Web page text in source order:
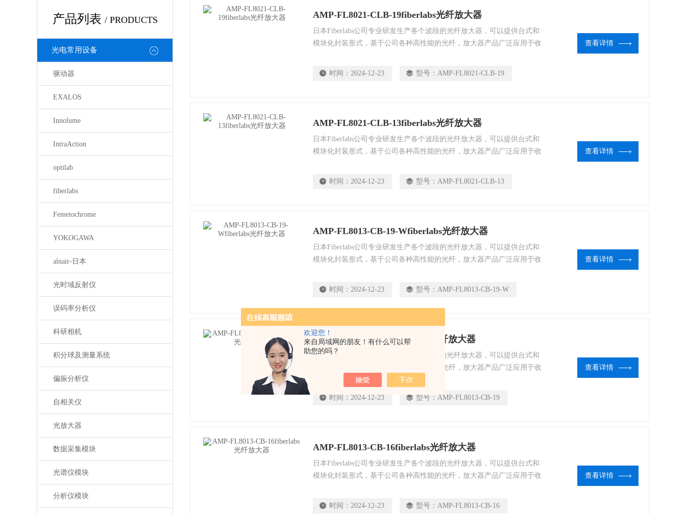
欢迎您！
来自局域网的朋友！有什么可以帮
助您的吗？
产品列表 / PRODUCTS
光电常用设备
驱动器
EXALOS
Innolume
IntraAction
optilab
fiberlabs
Femetochrome
YOKOGAWA
alnair-日本
光时域反射仪
误码率分析仪
科研相机
积分球及测量系统
偏振分析仪
自相关仪
光放大器
数据采集模块
光谱仪模块
分析仪模块
AMP-FL8021-CLB-19fiberlabs光纤放大器
日本Fiberlabs公司专业研发生产各个波段的光纤放大器，可以提供台式和
模块化封装形式，基于公司各种高性能的光纤，放大器产品广泛应用于收
时间： 2024-12-23 型号： AMP-FL8021-CLB-19
查看详情
AMP-FL8021-CLB-13fiberlabs光纤放大器
日本Fiberlabs公司专业研发生产各个波段的光纤放大器，可以提供台式和
模块化封装形式，基于公司各种高性能的光纤，放大器产品广泛应用于收
时间： 2024-12-23 型号： AMP-FL8021-CLB-13
查看详情
AMP-FL8013-CB-19-Wfiberlabs光纤放大器
日本Fiberlabs公司专业研发生产各个波段的光纤放大器，可以提供台式和
模块化封装形式，基于公司各种高性能的光纤，放大器产品广泛应用于收
时间： 2024-12-23 型号： AMP-FL8013-CB-19-W
查看详情
AMP-FL8013-CB-19fiberlabs光纤放大器
日本Fiberlabs公司专业研发生产各个波段的光纤放大器，可以提供台式和
模块化封装形式，基于公司各种高性能的光纤，放大器产品广泛应用于收
发器测试，可以通过RS232/GP-IB实现远程控制。 fiberlabs光纤放大器
时间： 2024-12-23 型号： AMP-FL8013-CB-19
查看详情
AMP-FL8013-CB-16fiberlabs光纤放大器
日本Fiberlabs公司专业研发生产各个波段的光纤放大器，可以提供台式和
模块化封装形式，基于公司各种高性能的光纤，放大器产品广泛应用于收
时间： 2024-12-23 型号： AMP-FL8013-CB-16
查看详情